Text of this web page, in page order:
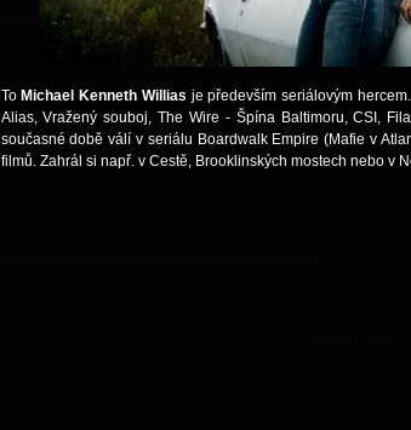
To Michael Kenneth Willias je především seriálovým
Alias, Vražený souboj, The Wire - Špína Baltimoru, CSI,
současné době válí v seriálu Boardwalk Empire (Mafie v
filmů. Zahrál si např. v Cestě, Brooklinských mostech nebo v